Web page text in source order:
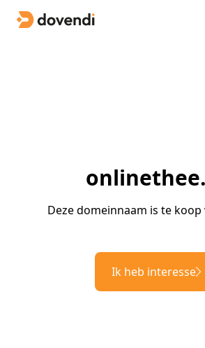
Deze domeinnaam is te koop
Ik heb interesse